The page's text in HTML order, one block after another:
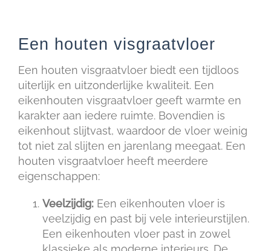
Een houten visgraatvloer
Een houten visgraatvloer biedt een tijdloos
uiterlijk en uitzonderlijke kwaliteit. Een
eikenhouten visgraatvloer geeft warmte en
karakter aan iedere ruimte. Bovendien is
eikenhout slijtvast, waardoor de vloer weinig
tot niet zal slijten en jarenlang meegaat. Een
houten visgraatvloer heeft meerdere
eigenschappen:
Veelzijdig:Een eikenhouten vloer is
veelzijdig en past bij vele interieurstijlen.
Een eikenhouten vloer past in zowel